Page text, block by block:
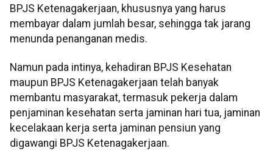
BPJS Ketenagakerjaan, khususnya yang harus
membayar dalam jumlah besar, sehingga tak jarang
menunda penanganan medis.
Namun pada intinya, kehadiran BPJS Kesehatan
maupun BPJS Ketenagakerjaan telah banyak
membantu masyarakat, termasuk pekerja dalam
penjaminan kesehatan serta jaminan hari tua, jaminan
kecelakaan kerja serta jaminan pensiun yang
digawangi BPJS Ketenagakerjaan.